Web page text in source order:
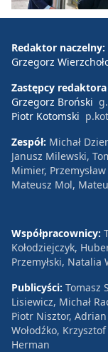
Redaktor naczelny:
Grzegorz
Zastępcy
Grzegorz Broński
Piotr Kotomski
Zespół: Michał
Janusz Milewski,
Mimier,
Mateusz Mol,
Współpracownicy:
Kołodziejczyk,
Przemyłski, Natalia
Publicyści: Tomasz
Lisiewicz, Michał
Piotr Nisztor,
Wołodźko,
Herman